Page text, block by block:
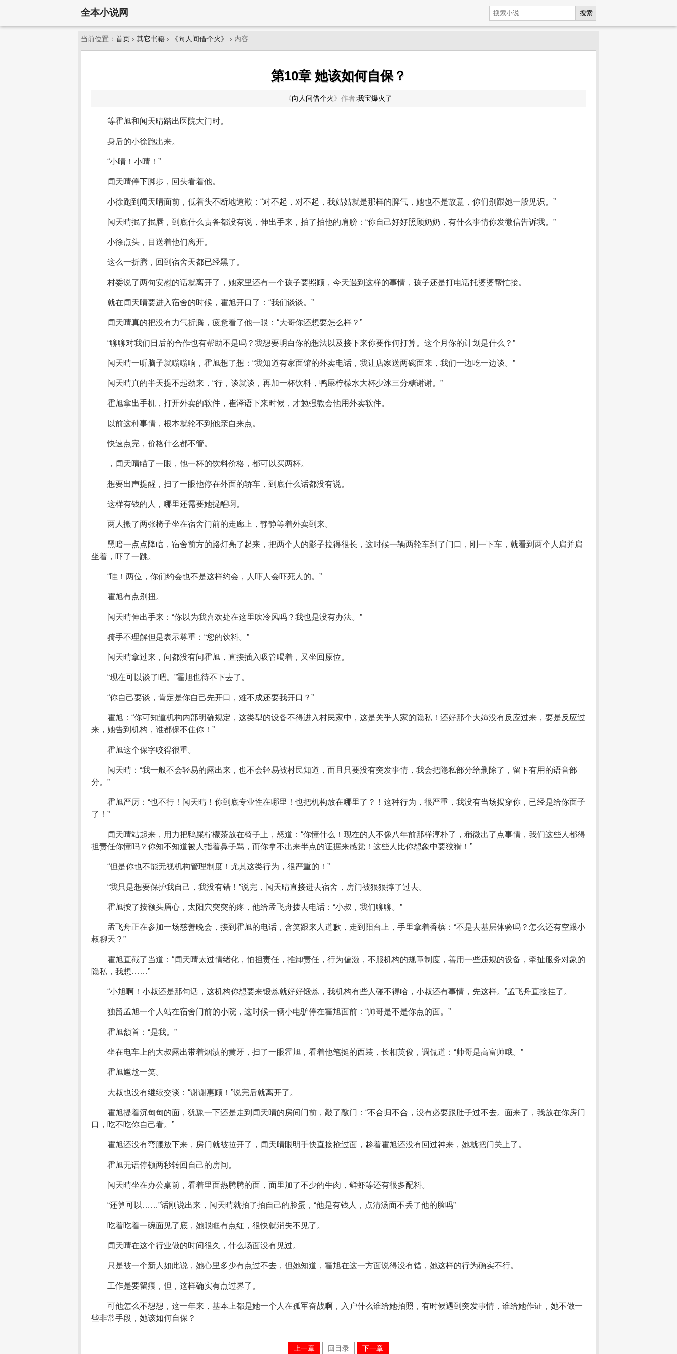
全本小说网 搜索
当前位置： 首页 › 其它书籍 › 《向人间借个火》 › 内容
第10章 她该如何自保？
《向人间借个火 》 作者:我宝爆火了
等霍旭和闻天晴踏出医院大门时。
身后的小徐跑出来。
“小晴！小晴！”
闻天晴停下脚步，回头看着他。
小徐跑到闻天晴面前，低着头不断地道歉：“对不起，对不起，我姑姑就是那样的脾气，她也不是故意，你们别跟她一般见识。”
闻天晴抿了抿唇，到底什么责备都没有说，伸出手来，拍了拍他的肩膀：“你自己好好照顾奶奶，有什么事情你发微信告诉我。”
小徐点头，目送着他们离开。
这么一折腾，回到宿舍天都已经黑了。
村委说了两句安慰的话就离开了，她家里还有一个孩子要照顾，今天遇到这样的事情，孩子还是打电话托婆婆帮忙接。
就在闻天晴要进入宿舍的时候，霍旭开口了：“我们谈谈。”
闻天晴真的把没有力气折腾，疲惫看了他一眼：“大哥你还想要怎么样？”
“聊聊对我们日后的合作也有帮助不是吗？我想要明白你的想法以及接下来你要作何打算。这个月你的计划是什么？”
闻天晴一听脑子就嗡嗡响，霍旭想了想：“我知道有家面馆的外卖电话，我让店家送两碗面来，我们一边吃一边谈。”
闻天晴真的半天提不起劲来，“行，谈就谈，再加一杯饮料，鸭屎柠檬水大杯少冰三分糖谢谢。”
霍旭拿出手机，打开外卖的软件，崔泽语下来时候，才勉强教会他用外卖软件。
以前这种事情，根本就轮不到他亲自来点。
快速点完，价格什么都不管。
，闻天晴瞄了一眼，他一杯的饮料价格，都可以买两杯。
想要出声提醒，扫了一眼他停在外面的轿车，到底什么话都没有说。
这样有钱的人，哪里还需要她提醒啊。
两人搬了两张椅子坐在宿舍门前的走廊上，静静等着外卖到来。
黑暗一点点降临，宿舍前方的路灯亮了起来，把两个人的影子拉得很长，这时候一辆两轮车到了门口，刚一下车，就看到两个人肩并肩
坐着，吓了一跳。
“哇！两位，你们约会也不是这样约会，人吓人会吓死人的。”
霍旭有点别扭。
闻天晴伸出手来：“你以为我喜欢处在这里吹冷风吗？我也是没有办法。”
骑手不理解但是表示尊重：“您的饮料。”
闻天晴拿过来，问都没有问霍旭，直接插入吸管喝着，又坐回原位。
“现在可以谈了吧。”霍旭也待不下去了。
“你自己要谈，肯定是你自己先开口，难不成还要我开口？”
霍旭：“你可知道机构内部明确规定，这类型的设备不得进入村民家中，这是关乎人家的隐私！还好那个大婶没有反应过来，要是反应过
来，她告到机构，谁都保不住你！”
霍旭这个保字咬得很重。
闻天晴：“我一般不会轻易的露出来，也不会轻易被村民知道，而且只要没有突发事情，我会把隐私部分给删除了，留下有用的语音部
分。”
霍旭严厉：“也不行！闻天晴！你到底专业性在哪里！也把机构放在哪里了？！这种行为，很严重，我没有当场揭穿你，已经是给你面子
了！”
闻天晴站起来，用力把鸭屎柠檬茶放在椅子上，怒道：“你懂什么！现在的人不像八年前那样淳朴了，稍微出了点事情，我们这些人都得
担责任你懂吗？你知不知道被人指着鼻子骂，而你拿不出来半点的证据来感觉！这些人比你想象中要狡猾！”
“但是你也不能无视机构管理制度！尤其这类行为，很严重的！”
“我只是想要保护我自己，我没有错！”说完，闻天晴直接进去宿舍，房门被狠狠摔了过去。
霍旭按了按额头眉心，太阳穴突突的疼，他给孟飞舟拨去电话：“小叔，我们聊聊。”
孟飞舟正在参加一场慈善晚会，接到霍旭的电话，含笑跟来人道歉，走到阳台上，手里拿着香槟：“不是去基层体验吗？怎么还有空跟小
叔聊天？”
霍旭直截了当道：“闻天晴太过情绪化，怕担责任，推卸责任，行为偏激，不服机构的规章制度，善用一些违规的设备，牵扯服务对象的
隐私，我想……”
“小旭啊！小叔还是那句话，这机构你想要来锻炼就好好锻炼，我机构有些人碰不得哈，小叔还有事情，先这样。”孟飞舟直接挂了。
独留孟旭一个人站在宿舍门前的小院，这时候一辆小电驴停在霍旭面前：“帅哥是不是你点的面。”
霍旭颔首：“是我。”
坐在电车上的大叔露出带着烟渍的黄牙，扫了一眼霍旭，看着他笔挺的西装，长相英俊，调侃道：“帅哥是高富帅哦。”
霍旭尴尬一笑。
大叔也没有继续交谈：“谢谢惠顾！”说完后就离开了。
霍旭提着沉甸甸的面，犹豫一下还是走到闻天晴的房间门前，敲了敲门：“不合归不合，没有必要跟肚子过不去。面来了，我放在你房门
口，吃不吃你自己看。”
霍旭还没有弯腰放下来，房门就被拉开了，闻天晴眼明手快直接抢过面，趁着霍旭还没有回过神来，她就把门关上了。
霍旭无语停顿两秒转回自己的房间。
闻天晴坐在办公桌前，看着里面热腾腾的面，面里加了不少的牛肉，鲜虾等还有很多配料。
“还算可以……”话刚说出来，闻天晴就拍了拍自己的脸蛋，“他是有钱人，点清汤面不丢了他的脸吗”
吃着吃着一碗面见了底，她眼眶有点红，很快就消失不见了。
闻天晴在这个行业做的时间很久，什么场面没有见过。
只是被一个新人如此说，她心里多少有点过不去，但她知道，霍旭在这一方面说得没有错，她这样的行为确实不行。
工作是要留痕，但，这样确实有点过界了。
可他怎么不想想，这一年来，基本上都是她一个人在孤军奋战啊，入户什么谁给她拍照，有时候遇到突发事情，谁给她作证，她不做一
些非常手段，她该如何自保？
上一章 回目录 下一章